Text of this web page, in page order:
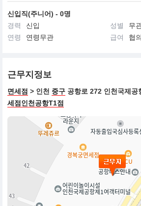
신입직(주니어) - 0명
경력
신입 성별
무
연령
연령무관 급여 협의
근무지정보
면세점 > 인천 중구 공항로 272 인천국제공
세점인천공항T1점